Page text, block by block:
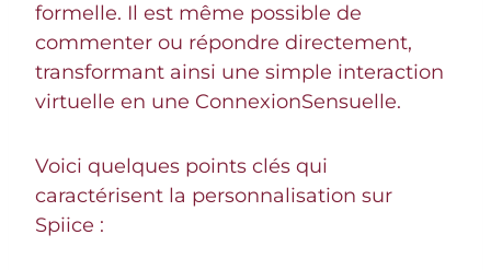
formelle. Il est même possible de
commenter ou répondre directement,
transformant ainsi une simple interaction
virtuelle en une ConnexionSensuelle.
Voici quelques points clés qui
caractérisent la personnalisation sur
Spiice :